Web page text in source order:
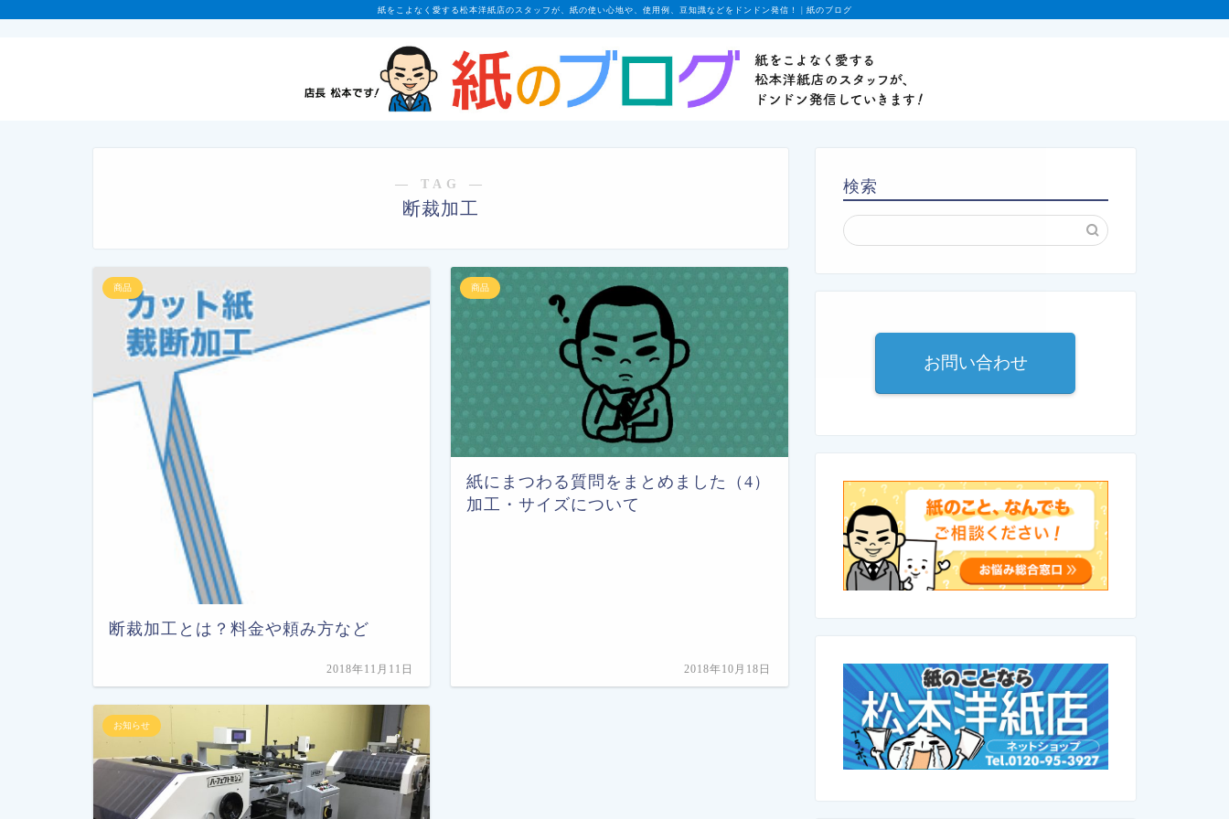
紙をこよなく愛する松本洋紙店のスタッフが、紙の使い心地や、使用例、豆知識などをドンドン発信！ | 紙のブログ
― TAG ―
断裁加工
商品
断裁加工とは？料金や頼み方など
2018年11月11日
商品
紙にまつわる質問をまとめました（4）
加工・サイズについて
2018年10月18日
お知らせ
検索
お問い合わせ